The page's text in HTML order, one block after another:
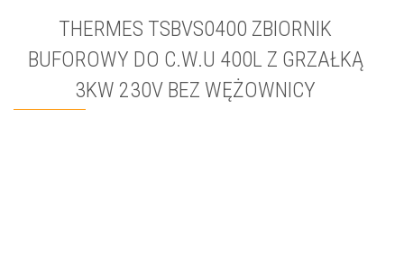
THERMES TSBVS0400 ZBIORNIK
BUFOROWY DO C.W.U 400L Z GRZAŁKĄ
3KW 230V BEZ WĘŻOWNICY